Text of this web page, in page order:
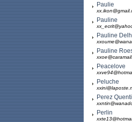
Paulie
Pauline
Pauline
Pauline
Peacelove
Peluche
Perez
Perlin